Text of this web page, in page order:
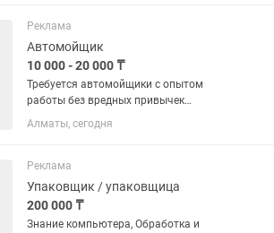
Гц) Диапазон частот: 300-4500 Гц
Входной...
Реклама
Автомойщик
10 000 - 20 000 ₸
Требуется автомойщики с опытом
работы без вредных привычек
студентов не беспокоить. Рабочий
день с 9 до 22 оплата ежедневно
Алматы, сегодня
Реклама
Упаковщик / упаковщица
200 000 ₸
Знание компьютера, Обработка и